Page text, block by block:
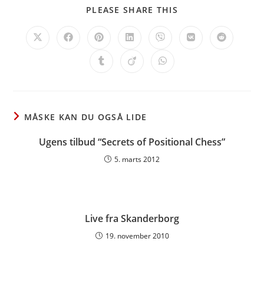
PLEASE SHARE THIS
Opens
Opens Opens
a
new
Opens
a
new
Opens
a
new
Opens Opens
Opens Opens Opens
MÅSKE KAN DU OGSÅ LIDE
Ugens tilbud “Secrets of Positional Chess”
5. marts 2012
Live fra Skanderborg
19. november 2010